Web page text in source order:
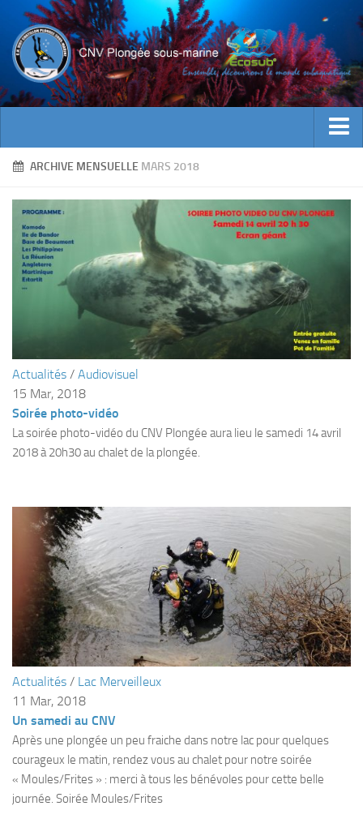
ACTUALITES
INFOS CNV
Bienvenue
Contacts
Documents utiles
Historique
ECOLE DE PLONGEE
Formations
Plongeur N2
Plongeur N3
Maintien des acquis
Guide de palanquée N4
Initiateur
Moniteur Fédéral
Organisation
Responsables
Fosse
Sorties techniques
APNEE
ARCHIVE MENSUELLE MARS 2018
Actualités / Audiovisuel
15 Mar, 2018
Soirée photo-vidéo
La soirée photo-vidéo du CNV Plongée aura lieu le samedi 14 avril
2018 à 20h30 au chalet de la plongée.
Actualités / Lac Merveilleux
11 Mar, 2018
Un samedi au CNV
Après une plongée un peu fraiche dans notre lac pour quelques
courageux le matin, rendez vous au chalet pour notre soirée
« Moules/Frites » : merci à tous les bénévoles pour cette belle
journée. Soirée Moules/Frites